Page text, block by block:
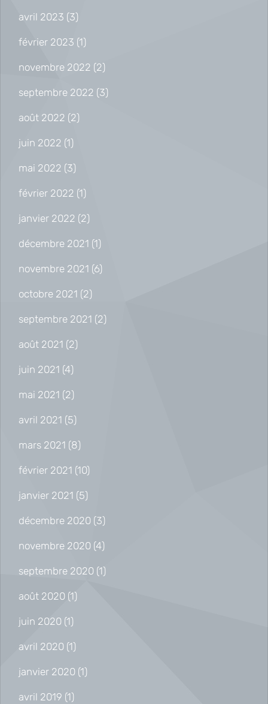
avril 2023 (3)
février 2023 (1)
novembre 2022 (2)
septembre 2022 (3)
août 2022 (2)
juin 2022 (1)
mai 2022 (3)
février 2022 (1)
janvier 2022 (2)
décembre 2021 (1)
novembre 2021 (6)
octobre 2021 (2)
septembre 2021 (2)
août 2021 (2)
juin 2021 (4)
mai 2021 (2)
avril 2021 (5)
mars 2021 (8)
février 2021 (10)
janvier 2021 (5)
décembre 2020 (3)
novembre 2020 (4)
septembre 2020 (1)
août 2020 (1)
juin 2020 (1)
avril 2020 (1)
janvier 2020 (1)
avril 2019 (1)